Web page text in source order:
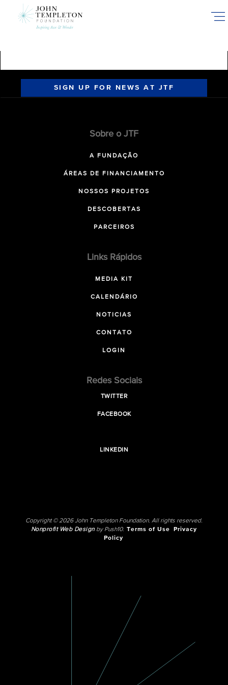
SIGN UP FOR NEWS AT JTF
Sobre o JTF
A FUNDAÇÃO
ÁREAS DE FINANCIAMENTO
NOSSOS PROJETOS
DESCOBERTAS
PARCEIROS
Links Rápidos
MEDIA KIT
CALENDÁRIO
NOTICIAS
CONTATO
LOGIN
Redes Sociais
TWITTER
FACEBOOK
LINKEDIN
Copyright © 2026 John Templeton Foundation. All rights reserved.
Nonprofit Web Designby Push10. Terms of Use
Privacy
Policy